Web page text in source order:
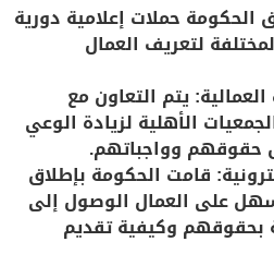
الحكومة حملات إعلامية دورية
لتعريف العمال
: يتم التعاون مع
الأهلية لزيادة الوعي
حقوقهم وواجباتهم.
: قامت الحكومة بإطلاق
على العمال الوصول إلى
بحقوقهم وكيفية تقديم